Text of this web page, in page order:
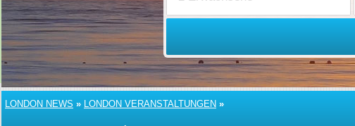
LONDON NEWS » LONDON VERANSTALTUNGEN »